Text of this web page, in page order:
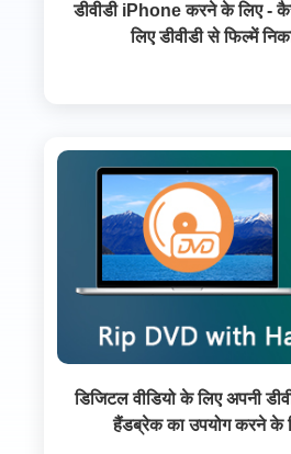
डीवीडी iPhone करने के लिए
लिए डीवीडी से फिल्में
डिजिटल वीडियो के लिए अपनी
हैंडब्रेक का उपयोग करने के